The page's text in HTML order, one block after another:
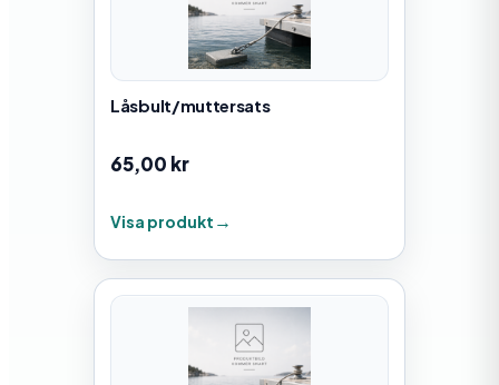
Låsbult/muttersats
65,00 kr
Visa produkt